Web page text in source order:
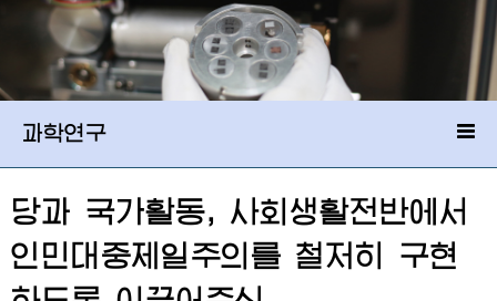
과학연구
당과 국가활동, 사회생활전반에서
인민대중제일주의를 철저히 구현